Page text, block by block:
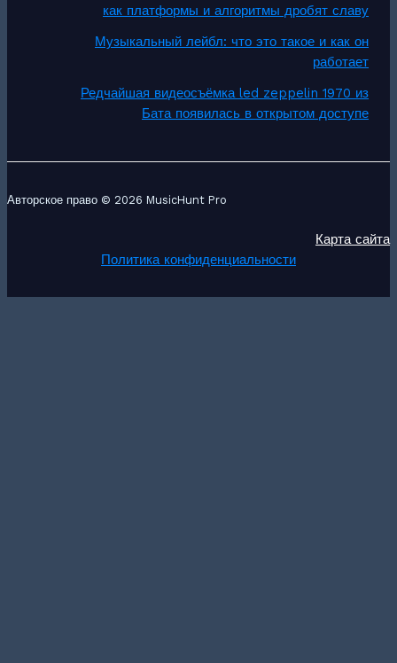
как платформы и алгоритмы дробят славу
Музыкальный лейбл: что это такое и как он
работает
Редчайшая видеосъёмка led zeppelin 1970 из
Бата появилась в открытом доступе
Авторское право © 2026 MusicHunt Pro
Карта сайта
Политика конфиденциальности